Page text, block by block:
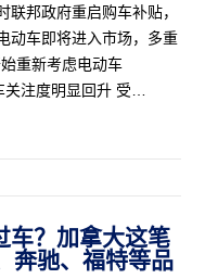
联邦政府重启购车补贴，
动车即将进入市场，多重
重新考虑电动车
关注度明显回升 受…
车？加拿大这笔
奔驰、福特等品